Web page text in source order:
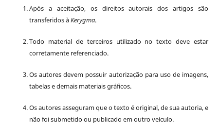
Após a aceitação, os direitos autorais dos artigos são
transferidos àKerygma.
Todo material de terceiros utilizado no texto deve estar
corretamente referenciado.
Os autores devem possuir autorização para uso de imagens,
tabelas e demais materiais gráficos.
Os autores asseguram que o texto é original, de sua autoria, e
não foi submetido ou publicado em outro veículo.